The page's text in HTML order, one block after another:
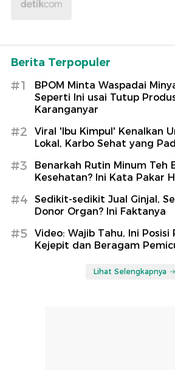
Berita Terpopuler
#1
BPOM Minta Waspadai
Seperti Ini usai Tutup
Karanganyar
#2
Viral 'Ibu Kimpul' Kenalkan
Lokal, Karbo Sehat yang
#3
Benarkah Rutin Minum Teh
Kesehatan? Ini Kata Pakar
#4
Sedikit-sedikit Jual Ginjal,
Donor Organ? Ini Faktanya
#5
Video: Wajib Tahu, Ini Posisi
Kejepit dan Beragam
Lihat Selengkapnya